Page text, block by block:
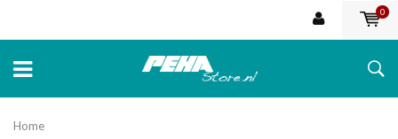
0
Home